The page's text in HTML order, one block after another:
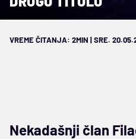
VREME ČITANJA: 2MIN | SRE.
Nekadašnji član